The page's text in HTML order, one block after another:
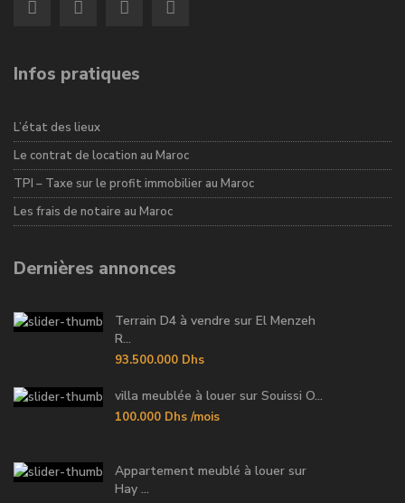
Infos pratiques
L’état des lieux
Le contrat de location au Maroc
TPI – Taxe sur le profit immobilier au Maroc
Les frais de notaire au Maroc
Dernières annonces
Terrain D4 à vendre sur El Menzeh
R...
93.500.000 Dhs
villa meublée à louer sur Souissi O...
100.000 Dhs /mois
Appartement meublé à louer sur
Hay ...